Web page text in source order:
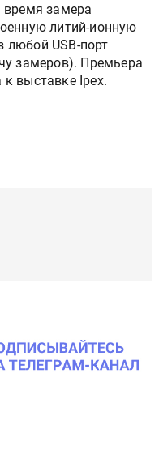
время замера
литий-ионную
USB-порт
замеров). Премьера
к выставке Ipex.